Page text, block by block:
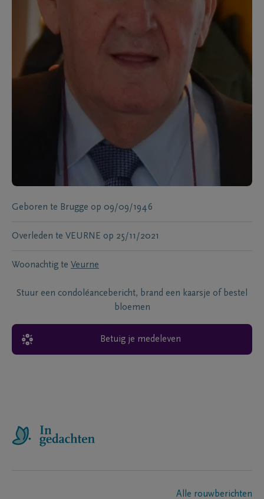
Geboren te Brugge op 09/09/1946
Overleden te VEURNE op 25/11/2021
Woonachtig te Veurne
Stuur een condoléancebericht, brand een kaarsje of bestel
bloemen
Betuig je medeleven
Alle rouwberichten